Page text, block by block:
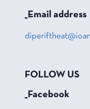
_Email address
FOLLOW US
_Facebook